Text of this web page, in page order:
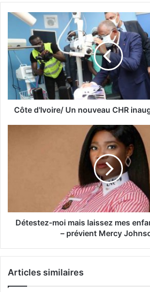
Côte d'Ivoire/ Un nouveau CHR
Détestez-moi mais laissez mes
– prévient Mercy
Articles similaires